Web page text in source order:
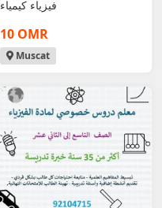
فيزياء كيمياء
10 OMR
Muscat